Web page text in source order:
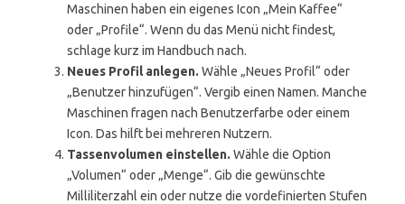
Maschinen haben ein eigenes Icon „Mein Kaffee“
oder „Profile“. Wenn du das Menü nicht findest,
schlage kurz im Handbuch nach.
Neues Profil anlegen. Wähle „Neues Profil“ oder
„Benutzer hinzufügen“. Vergib einen Namen. Manche
Maschinen fragen nach Benutzerfarbe oder einem
Icon. Das hilft bei mehreren Nutzern.
Tassenvolumen einstellen. Wähle die Option
„Volumen“ oder „Menge“. Gib die gewünschte
Milliliterzahl ein oder nutze die vordefinierten Stufen